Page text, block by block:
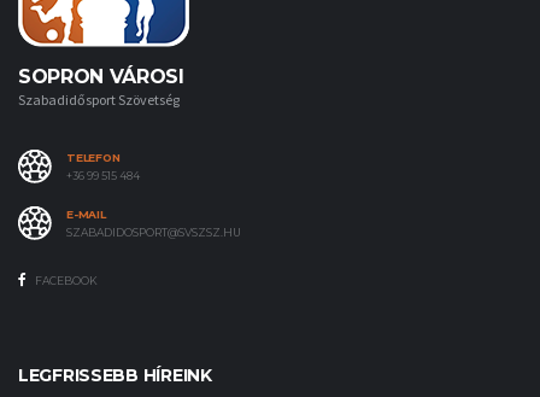
SOPRON VÁROSI
Szabadidősport Szövetség
TELEFON
+36 99 515 484
E-MAIL
SZABADIDOSPORT@SVSZSZ.HU
FACEBOOK
LEGFRISSEBB HÍREINK